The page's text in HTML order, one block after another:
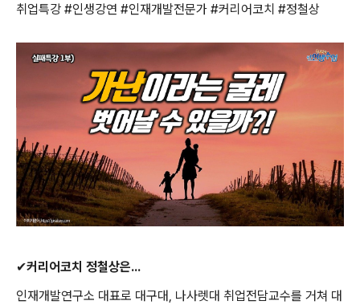
취업특강 #인생강연 #인재개발전문가 #커리어코치 #정철상
✔커리어코치 정철상은...
인재개발연구소 대표로 대구대 나사렛대 취업전담교수를 거쳐 대